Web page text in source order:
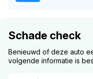
Schade check
Benieuwd of deze auto
volgende informatie is